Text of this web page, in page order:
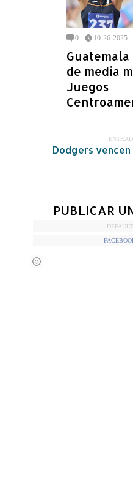
0 10-26-2025
de media
Juegos
Dodgers vencen
PUBLICAR